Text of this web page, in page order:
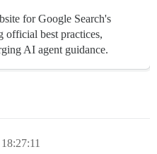
for Google Search's
official best practices,
AI agent guidance.